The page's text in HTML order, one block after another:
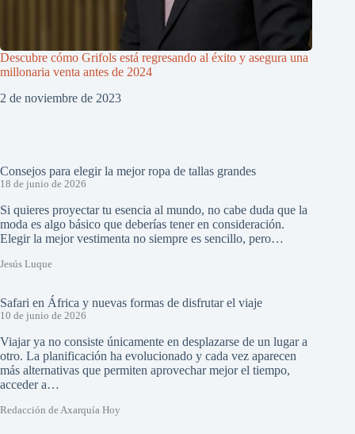
Descubre cómo Grifols está regresando al éxito y asegura una
millonaria venta antes de 2024
2 de noviembre de 2023
Consejos para elegir la mejor ropa de tallas grandes
18 de junio de 2026
Si quieres proyectar tu esencia al mundo, no cabe duda que la
moda es algo básico que deberías tener en consideración.
Elegir la mejor vestimenta no siempre es sencillo, pero…
Jesús Luque
Safari en África y nuevas formas de disfrutar el viaje
10 de junio de 2026
Viajar ya no consiste únicamente en desplazarse de un lugar a
otro. La planificación ha evolucionado y cada vez aparecen
más alternativas que permiten aprovechar mejor el tiempo,
acceder a…
Redacción de Axarquía Hoy